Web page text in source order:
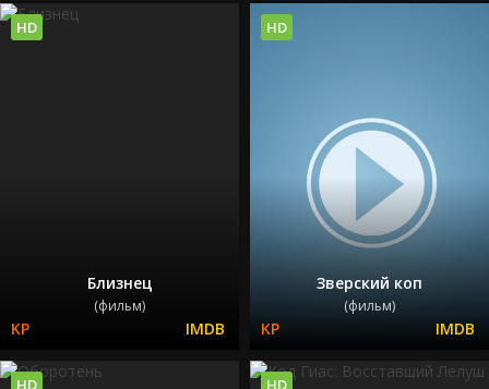
Близнец
(фильм)
HD
Зверский коп
(фильм)
HD
HD HD